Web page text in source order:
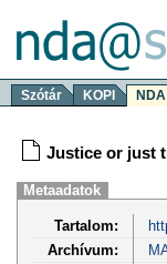
Szótár KOPI NDA
Justice or just
Metaadatok
Tartalom:
Archívum: